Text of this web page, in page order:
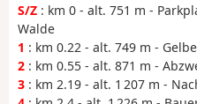
S/Z : km 0 - alt. 751 m -
Walde
1 : km 0.22 - alt. 749 m -
2 : km 0.55 - alt. 871 m -
3 : km 2.19 - alt. 1 207 m -